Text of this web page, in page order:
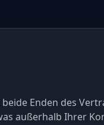
Enden des
außerhalb Ihrer